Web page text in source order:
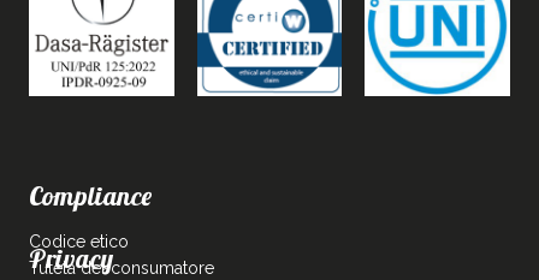
Compliance
Codice etico
Tutela del consumatore
Privacy